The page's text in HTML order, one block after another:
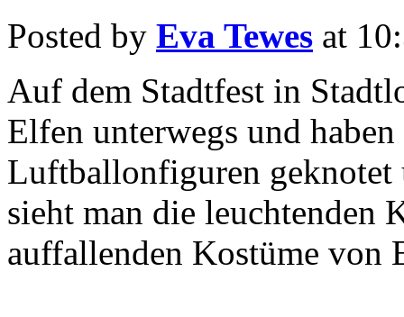
Posted by Eva Tewes at
Auf dem Stadtfest in
Elfen unterwegs und
Luftballonfiguren
sieht man die leuchtenden
auffallenden Kostüme von